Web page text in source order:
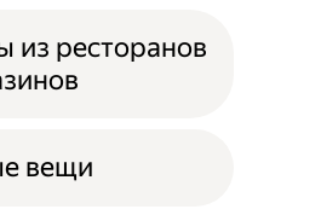
из ресторанов
вещи